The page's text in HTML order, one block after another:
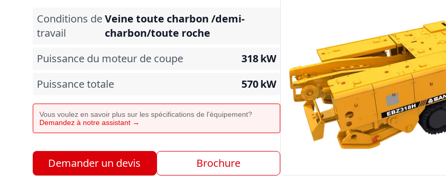
Conditions de
travail
Veine toute charbon /demi-
charbon/toute roche
Puissance du moteur de coupe
318kW
Puissance totale
570kW
Vous voulez en savoir plus sur les spécifications de l'équipement?
Demandez à notre assistant →
Demander un devis Brochure